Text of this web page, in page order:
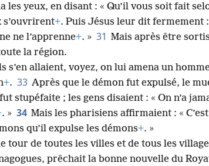
les yeux, en disant : « Qu’il vous soit fait
s’ouvrirent+. Puis Jésus leur dit fermement :
ne l’apprenne+. » 31 Mais après être
la région.
s’en allaient, voyez, on lui amena un
+. 33 Après que le démon fut expulsé, le
stupéfaite ; les gens disaient : « On n’a
. » 34 Mais les pharisiens affirmaient : «
qu’il expulse les démons+. »
tour de toutes les villes et de tous les
prêchait la bonne nouvelle du